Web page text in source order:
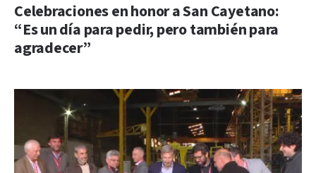
Celebraciones en honor a San Cayetano:
“Es un día para pedir, pero también para
agradecer”